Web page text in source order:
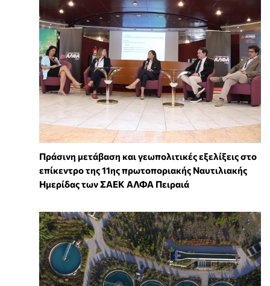
Πράσινη μετάβαση και γεωπολιτικές εξελίξεις στο
επίκεντρο της 11ης πρωτοποριακής Ναυτιλιακής
Ημερίδας των ΣΑΕΚ ΑΛΦΑ Πειραιά